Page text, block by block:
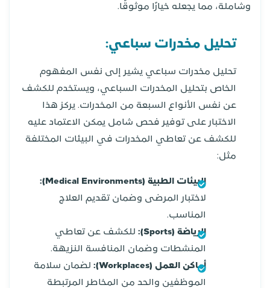
وشاملة، مما يجعله خيارًا موثوقًا.
تحليل مخدرات سباعي:
تحليل مخدرات سباعي يشير إلى نفس المفهوم
الخاص بتحليل المخدرات السباعي، ويستخدم للكشف
عن نفس الأنواع السبعة من المخدرات. يركز هذا
الاختبار على توفير فحص شامل يمكن الاعتماد عليه
للكشف عن تعاطي المخدرات في البيئات المختلفة
مثل:
البيئات الطبية (Medical Environments):
لاختبار المرضى وضمان تقديم العلاج
المناسب.
الرياضة (Sports):
للكشف عن تعاطي
المنشطات وضمان المنافسة النزيهة.
أماكن العمل (Workplaces):
لضمان سلامة
الموظفين والحد من المخاطر المرتبطة